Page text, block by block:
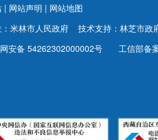
| 网站声明 | 网站地图
：米林市人民政府 技术支持：林芝市政
安备 54262302000002号
工信部备